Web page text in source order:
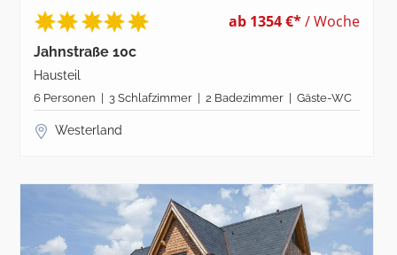
ab 1354 €*/ Woche
Jahnstraße 10c
Hausteil
6 Personen | 3 Schlafzimmer | 2 Badezimmer | Gäste-WC
Westerland